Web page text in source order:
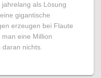
als Lösung
gigantische
erzeugen bei Flaute
eine Million
nichts.